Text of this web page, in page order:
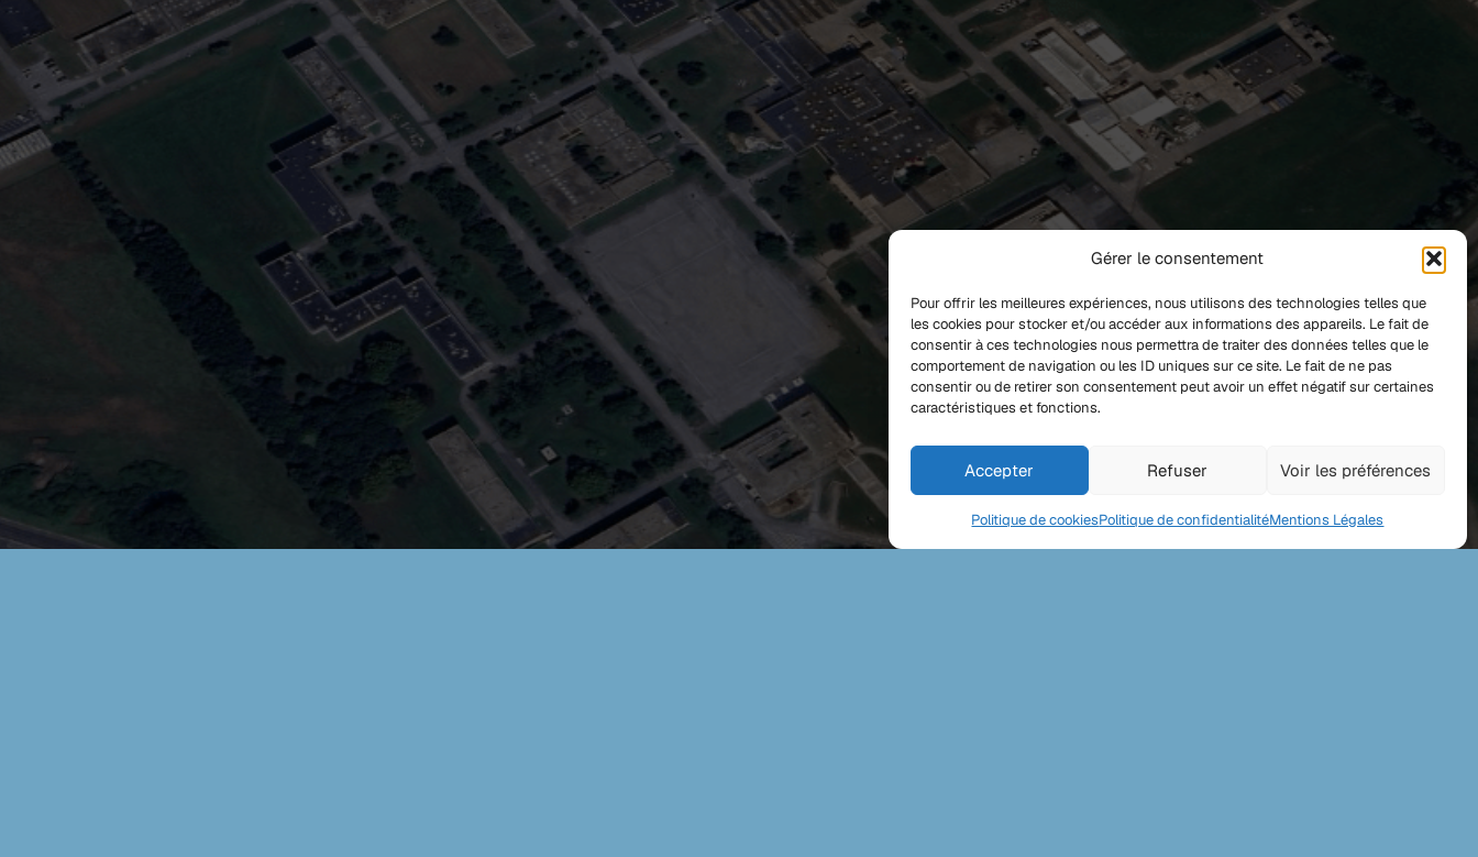
Gérer le consentement
Pour offrir les meilleures expériences, nous utilisons des technologies telles que
les cookies pour stocker et/ou accéder aux informations des appareils. Le fait de
consentir à ces technologies nous permettra de traiter des données telles que le
comportement de navigation ou les ID uniques sur ce site. Le fait de ne pas
consentir ou de retirer son consentement peut avoir un effet négatif sur certaines
caractéristiques et fonctions.
Accepter Refuser Voir les préférences
Politique de cookiesPolitique de confidentialitéMentions Légales